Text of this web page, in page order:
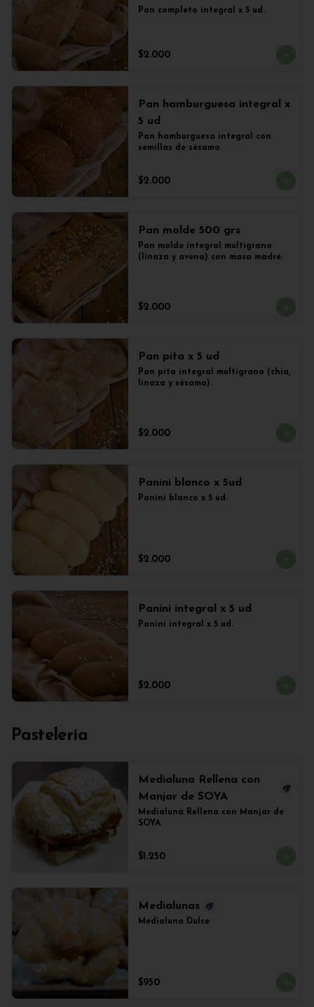
Pan completo integral x 5 ud.
$2.000
Pan hamburguesa integral x
5 ud
Pan hamburguesa integral con
semillas de sésamo.
$2.000
Pan molde 500 grs
Pan molde integral multigrano
(linaza y avena) con masa madre.
$2.000
Pan pita x 5 ud
Pan pita integral multigrano (chia,
linaza y sésamo).
$2.000
Panini blanco x 5ud
Panini blanco x 5 ud.
$2.000
Panini integral x 5 ud
Panini integral x 5 ud.
$2.000
Pastelería
Medialuna Rellena con
Manjar de SOYA
Medialuna Rellena con Manjar de
SOYA
$1.250
Medialunas
Medialuna Dulce
$950